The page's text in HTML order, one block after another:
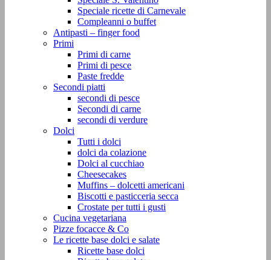
Speciale ricette di Carnevale
Compleanni o buffet
Antipasti – finger food
Primi
Primi di carne
Primi di pesce
Paste fredde
Secondi piatti
secondi di pesce
Secondi di carne
secondi di verdure
Dolci
Tutti i dolci
dolci da colazione
Dolci al cucchiao
Cheesecakes
Muffins – dolcetti americani
Biscotti e pasticceria secca
Crostate per tutti i gusti
Cucina vegetariana
Pizze focacce & Co
Le ricette base dolci e salate
Ricette base dolci